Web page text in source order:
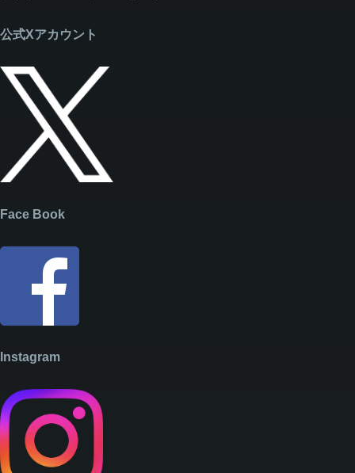
公式Xアカウント
Face Book
Instagram